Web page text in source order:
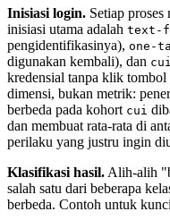
Inisiasi login. Setiap
inisiasi utama adalah text-
pengidentifikasinya), one-
digunakan kembali), dan cui
kredensial tanpa klik
dimensi, bukan metrik:
berbeda pada kohort cui
dan membuat rata-rata di
perilaku yang justru ingin
Klasifikasi hasil.Alih-alih
salah satu dari beberapa
berbeda. Contoh untuk